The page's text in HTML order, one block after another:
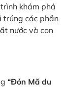
khám phá
trúng các phần
nước và con
“Đón Mã du